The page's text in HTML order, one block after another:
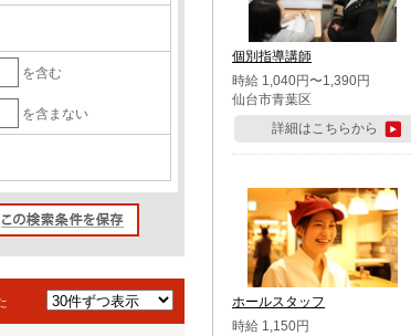
を含む
を含まない
個別指導講師
時給 1,040円〜1,390円
仙台市青葉区
詳細はこちらから
ホールスタッフ
時給 1,150円